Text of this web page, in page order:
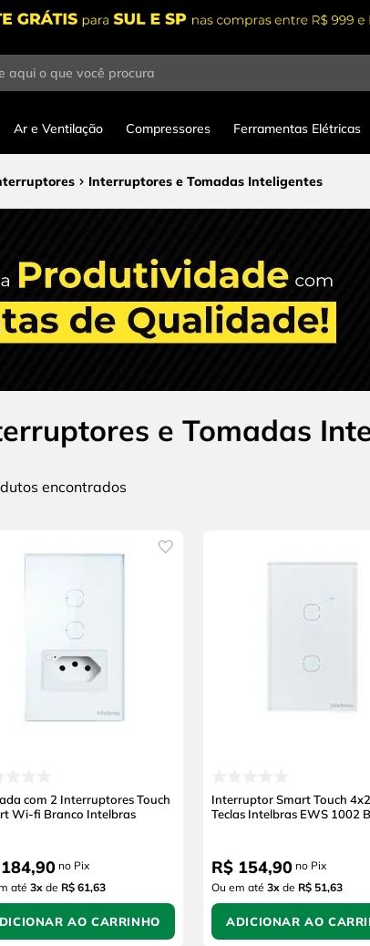
o que você procura
Ar e Ventilação Compressores Ferramentas Elétricas
Interruptores e Tomadas Inteligentes
e Tomadas
com 2 Interruptores Touch
Wi-fi Branco Intelbras
184,90 no Pix
até 3x de R$ 61,63
AO CARRINHO
Interruptor Smart Touch
Teclas Intelbras EWS 1002
R$ 154,90 no Pix
Ou em até 3x de R$ 51,63
ADICIONAR AO